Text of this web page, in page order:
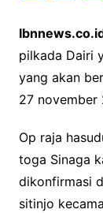
c
e
b
o
o
k
i
t
t
e
pilkada Dairi
yang akan
27 november
Op raja
toga Sinaga
dikonfirmasi
sitinjo